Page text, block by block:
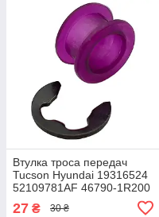
Втулка троса передач
Tucson Hyundai 19316524
52109781AF 46790-1R200
EG2146500D 3382008020
27 ₴ 30 ₴